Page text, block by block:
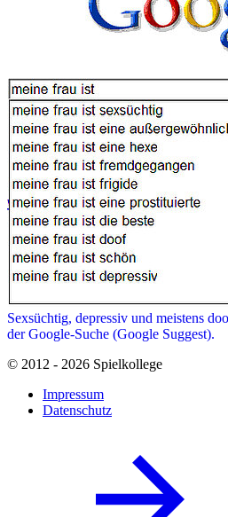
Sexsüchtig, depressiv und meistens
der Google-Suche (Google Suggest).
© 2012 - 2026 Spielkollege
Impressum
Datenschutz